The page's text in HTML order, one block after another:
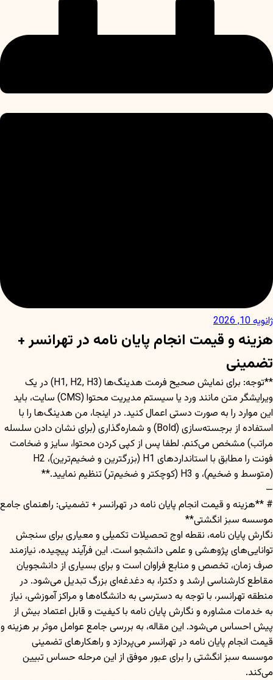
ژانویه 10, 2026
هزینه و قیمت انجام پایان نامه در تهرانسر +
تضمینی
**توجه: برای نمایش صحیح فرمت هدینگ‌ها (H1, H2, H3) در یک
ویرایشگر متن مانند ورد یا سیستم مدیریت محتوا (CMS) سایت، باید
این موارد را به صورت دستی اعمال کنید. در اینجا، من هدینگ‌ها را با
استفاده از برجسته‌سازی (Bold) و شماره‌گذاری (برای نشان دادن سلسله
مراتب) مشخص می‌کنم. لطفا پس از کپی کردن محتوا، سایز و ضخامت
فونت را مطابق با استانداردهای H1 (بزرگترین و ضخیم‌ترین)، H2
(متوسط و ضخیم)، و H3 (کوچکتر و ضخیم‌تر) تنظیم نمایید.**
—
# **هزینه و قیمت انجام پایان نامه در تهرانسر + تضمینی: راهنمای جامع
موسسه سبز انگشتی**
نگارش پایان نامه، نقطه اوج تحصیلات تکمیلی و معیاری برای سنجش
توانایی‌های پژوهشی و علمی دانشجو است. این فرآیند پیچیده، نیازمند
صرف زمان، تخصص و منابع فراوان است و برای بسیاری از دانشجویان
مقاطع کارشناسی ارشد و دکترا، به دغدغه‌ای بزرگ تبدیل می‌شود. در
منطقه تهرانسر، با توجه به دسترسی به دانشگاه‌ها و مراکز آموزشی، نیاز
به خدمات مشاوره و نگارش پایان نامه با کیفیت و قابل اعتماد بیش از
پیش احساس می‌شود. این مقاله، به بررسی جامع عوامل موثر بر هزینه و
قیمت انجام پایان نامه در تهرانسر می‌پردازد و راهکارهای تضمینی
موسسه سبز انگشتی را برای عبور موفق از این مرحله حساس تبیین
می‌کند.